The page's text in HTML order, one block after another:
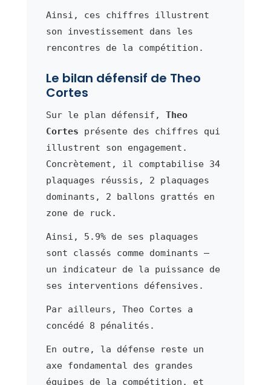
Ainsi, ces chiffres illustrent
son investissement dans les
rencontres de la compétition.
Le bilan défensif de Theo
Cortes
Sur le plan défensif, Theo
Cortes présente des chiffres qui
illustrent son engagement.
Concrètement, il comptabilise 34
plaquages réussis, 2 plaquages
dominants, 2 ballons grattés en
zone de ruck.
Ainsi, 5.9% de ses plaquages
sont classés comme dominants —
un indicateur de la puissance de
ses interventions défensives.
Par ailleurs, Theo Cortes a
concédé 8 pénalités.
En outre, la défense reste un
axe fondamental des grandes
équipes de la compétition, et